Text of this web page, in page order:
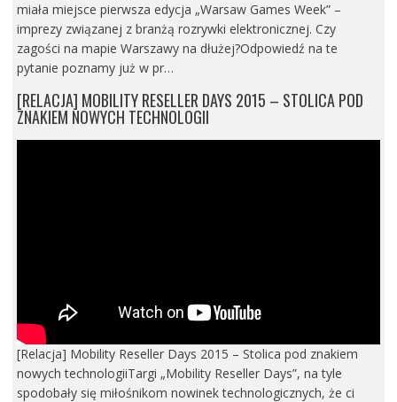
miała miejsce pierwsza edycja „Warsaw Games Week” –
imprezy związanej z branżą rozrywki elektronicznej. Czy
zagości na mapie Warszawy na dłużej?Odpowiedź na te
pytanie poznamy już w pr…
[RELACJA] MOBILITY RESELLER DAYS 2015 – STOLICA POD
ZNAKIEM NOWYCH TECHNOLOGII
[Relacja] Mobility Reseller Days 2015 – Stolica pod znakiem
nowych technologiiTargi „Mobility Reseller Days”, na tyle
spodobały się miłośnikom nowinek technologicznych, że ci